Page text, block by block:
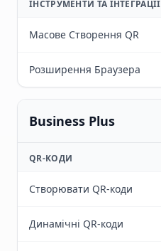
ІНСТРУМЕНТИ ТА ІНТЕГРАЦІЇ
Масове Створення QR
Розширення Браузера
Business Plus
QR-КОДИ
Створювати QR-коди
Динамічні QR-коди